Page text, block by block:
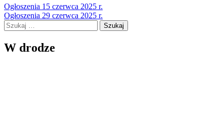
Nawigacja
wpisu
Ogłoszenia 15 czerwca 2025 r.
Ogłoszenia 29 czerwca 2025 r.
Szukaj:
W drodze